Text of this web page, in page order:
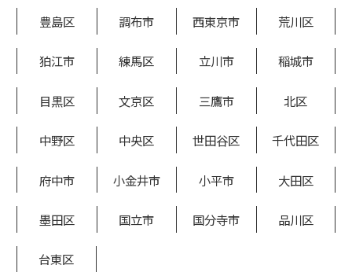
豊島区 調布市 西東京市 荒川区
狛江市 練馬区 立川市 稲城市
目黒区 文京区 三鷹市 北区
中野区 中央区 世田谷区 千代田区
府中市 小金井市 小平市 大田区
墨田区 国立市 国分寺市 品川区
台東区